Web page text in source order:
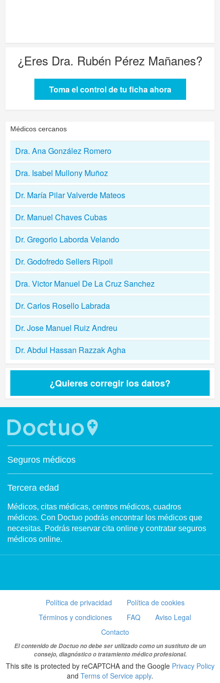
¿Eres Dra. Rubén Pérez Mañanes?
Toma el control de tu ficha ahora
Médicos cercanos
Dra. Ana González Romero
Dra. Isabel Mullony Muñoz
Dr. María Pilar Valverde Mateos
Dr. Manuel Chaves Cubas
Dr. Gregorio Laborda Velando
Dr. Godofredo Sellers Ripoll
Dra. Victor Manuel De La Cruz Sanchez
Dr. Carlos Rosello Labrada
Dr. Jose Manuel Ruiz Andreu
Dr. Abdul Hassan Razzak Agha
¿Quieres corregir los datos?
Seguros médicos
Tercera edad
Médicos, citas médicas, centros médicos, cuadros
médicos. Con Doctuo podrás encontrar los médicos que
necesitas. Podrás reservar cita online y contratar seguros
médicos online.
Política de privacidad
Política de cookies
Términos y condiciones
FAQ
Aviso Legal
Contacto
El contenido de Doctuo no debe ser utilizado como un sustituto de un
consejo, diagnóstico o tratamiento médico profesional.
This site is protected by reCAPTCHA and the Google Privacy Policy
and Terms of Service apply.